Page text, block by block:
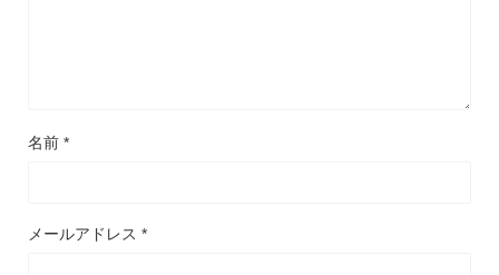
名前 *
メールアドレス *